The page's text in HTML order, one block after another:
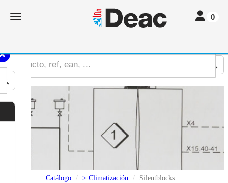
Toggle navigation Toggle
0
Catálogo > Climatización Silentblocks